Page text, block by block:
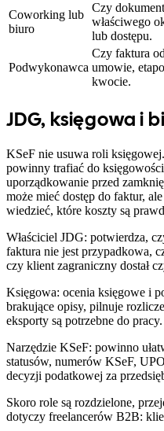
Coworking lub
biuro
Czy
właściwego
lub dostępu.
Podwykonawca
Czy faktura
umowie,
kwocie.
JDG, księgowa i
KSeF nie usuwa roli
powinny trafiać do
uporządkowanie przed
może mieć dostęp do faktur,
wiedzieć, które koszty są
Właściciel JDG: potwierdza,
faktura nie jest przypadkowa,
czy klient zagraniczny dostał
Księgowa: ocenia księgowe i
brakujące opisy, pilnuje
eksporty są potrzebne do pracy.
Narzędzie KSeF: powinno
statusów, numerów KSeF,
decyzji podatkowej za
Skoro role są rozdzielone,
dotyczy freelancerów B2B: